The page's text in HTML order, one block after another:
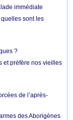
immédiate
sont les
?
et préfère nos vieilles
de l’après-
des Aborigènes